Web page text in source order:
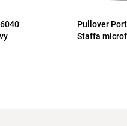
Pullover
Staffa